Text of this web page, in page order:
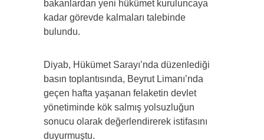
bakanlardan yeni hükümet kuruluncaya
kadar görevde kalmaları talebinde
bulundu.
Diyab, Hükümet Sarayı’nda düzenlediği
basın toplantısında, Beyrut Limanı’nda
geçen hafta yaşanan felaketin devlet
yönetiminde kök salmış yolsuzluğun
sonucu olarak değerlendirerek istifasını
duyurmuştu.